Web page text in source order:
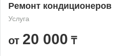
Ремонт кондиционеров
Услуга
от 20 000 ₸